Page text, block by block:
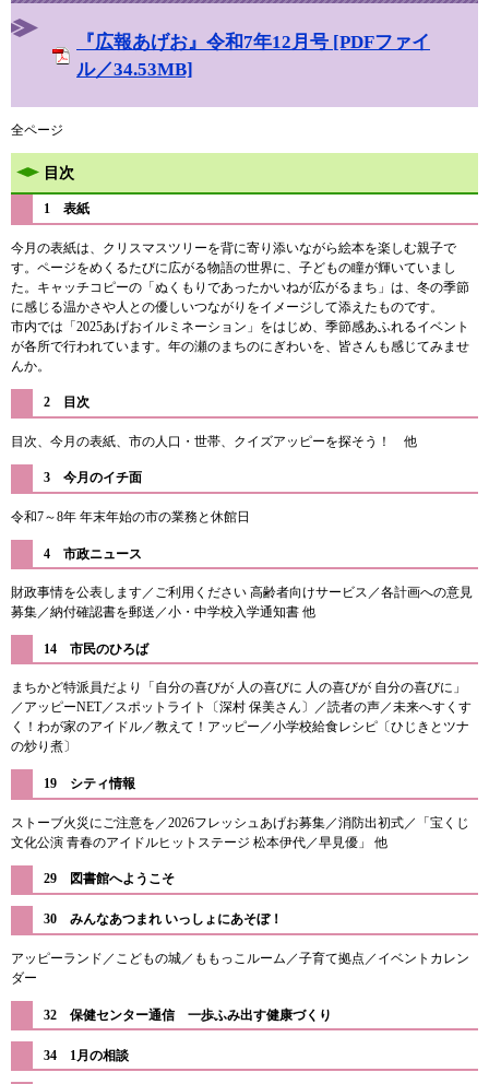
『広報あげお』令和7年12月号 [PDFファイ
ル／34.53MB]
全ページ
目次
1 表紙
今月の表紙は、クリスマスツリーを背に寄り添いながら絵本を楽しむ親子で
す。ページをめくるたびに広がる物語の世界に、子どもの瞳が輝いていまし
た。キャッチコピーの「ぬくもりであったかいねが広がるまち」は、冬の季節
に感じる温かさや人との優しいつながりをイメージして添えたものです。
市内では「2025あげおイルミネーション」をはじめ、季節感あふれるイベント
が各所で行われています。年の瀬のまちのにぎわいを、皆さんも感じてみませ
んか。
2 目次
目次、今月の表紙、市の人口・世帯、クイズアッピーを探そう！ 他
3 今月のイチ面
令和7～8年 年末年始の市の業務と休館日
4 市政ニュース
財政事情を公表します／ご利用ください 高齢者向けサービス／各計画への意見
募集／納付確認書を郵送／小・中学校入学通知書 他
14 市民のひろば​
まちかど特派員だより「自分の喜びが 人の喜びに 人の喜びが 自分の喜びに」
／アッピーNET／スポットライト〔深村 保美さん〕／読者の声／未来へすくす
く！わが家のアイドル／教えて！アッピー／小学校給食レシピ〔ひじきとツナ
の炒り煮〕
19 シティ情報
ストーブ火災にご注意を／2026フレッシュあげお募集／消防出初式／「宝くじ
文化公演 青春のアイドルヒットステージ 松本伊代／早見優」 他
​29 図書館へようこそ
30 みんなあつまれ いっしょにあそぼ！
アッピーランド／こどもの城／ももっこルーム／子育て拠点／イベントカレン
ダー
32 保健センター通信 一歩ふみ出す健康づくり
34 1月の相談